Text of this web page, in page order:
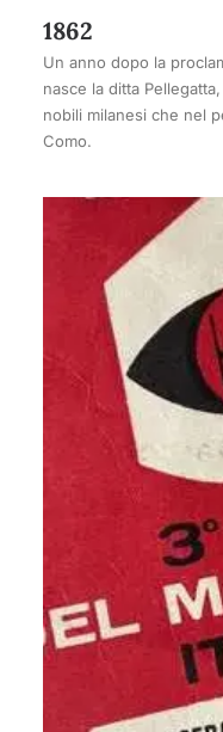
1862
Un anno dopo la
nasce la ditta
nobili milanesi che nel
Como.